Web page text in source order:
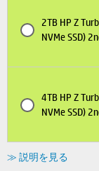
2TB HP Z
NVMe SSD)
4TB HP Z
NVMe SSD)
≫ 説明を見る